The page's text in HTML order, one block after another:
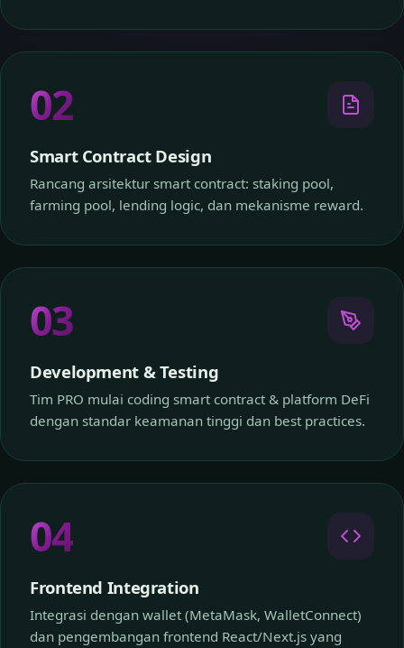
02
Smart Contract Design
Rancang arsitektur smart contract: staking pool,
farming pool, lending logic, dan mekanisme reward.
03
Development & Testing
Tim PRO mulai coding smart contract & platform DeFi
dengan standar keamanan tinggi dan best practices.
04
Frontend Integration
Integrasi dengan wallet (MetaMask, WalletConnect)
dan pengembangan frontend React/Next.js yang